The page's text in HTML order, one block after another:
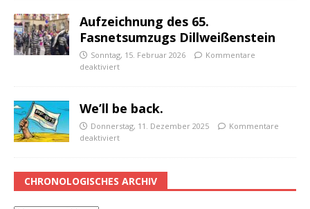
Aufzeichnung des 65.
Fasnetsumzugs Dillweißenstein
Sonntag, 15. Februar 2026
Kommentare
deaktiviert
We’ll be back.
Donnerstag, 11. Dezember 2025
Kommentare
deaktiviert
CHRONOLOGISCHES ARCHIV